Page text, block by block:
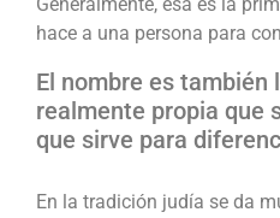
hace a una persona para
El nombre es también
realmente propia que
que sirve para
En la tradición judía se da